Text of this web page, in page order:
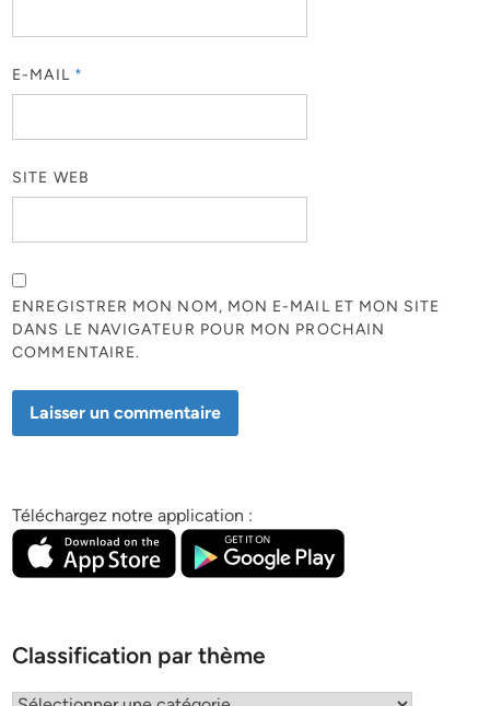
E-MAIL *
SITE WEB
ENREGISTRER MON NOM, MON E-MAIL ET MON SITE
DANS LE NAVIGATEUR POUR MON PROCHAIN
COMMENTAIRE.
Téléchargez notre application :
Classification par thème